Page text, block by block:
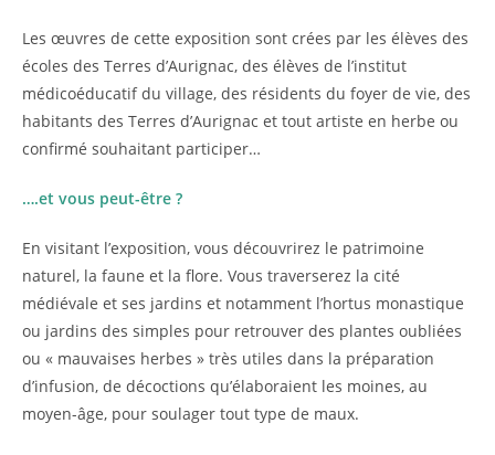
Les œuvres de cette exposition sont crées par les élèves des
écoles des Terres d’Aurignac, des élèves de l’institut
médicoéducatif du village, des résidents du foyer de vie, des
habitants des Terres d’Aurignac et tout artiste en herbe ou
confirmé souhaitant participer…
….et vous peut-être ?
En visitant l’exposition, vous découvrirez le patrimoine
naturel, la faune et la flore. Vous traverserez la cité
médiévale et ses jardins et notamment l’hortus monastique
ou jardins des simples pour retrouver des plantes oubliées
ou « mauvaises herbes » très utiles dans la préparation
d’infusion, de décoctions qu’élaboraient les moines, au
moyen-âge, pour soulager tout type de maux.